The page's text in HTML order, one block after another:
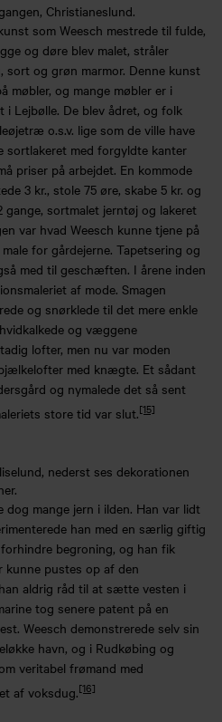
Christianeslund.
som Weesch mestrede til fulde,
og døre blev malet, stråler
og grøn marmor. Denne kunst
møbler, og mange møbler er i
Lejbølle. De blev ådret, og folk
o.s.v. lige som de ville have
sortlakeret med forgyldte kanter
priser på arbejdet. En kommode
3 kr., stole 75 øre, skabe 5 kr. og
sortmalet jerntøj og lakeret
var hvad Weesch kunne tjene på
for gårdejerne. Tapetsering og
med til geschæften. I årene inden
af mode. Smagen
og snørklede til det mere enkle
og væggene
lofter, men nu var moden
med knægte. Et sådant
og nymalede det så sent
store tid var slut.[15]
nederst ses dekorationen
dog mange jern i ilden. Han var lidt
han med en særlig giftig
begroning, og han fik
kunne pustes op af den
aldrig råd til at sætte vesten i
tog senere patent på en
Weesch demonstrerede selv sin
havn, og i Rudkøbing og
veritabel frømand med
af voksdug.[16]